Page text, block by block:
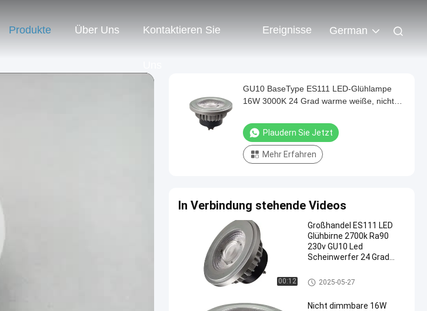
Produkte Über Uns Kontaktieren Sie Ereignisse German
GU10 BaseType ES111 LED-Glühlampe
16W 3000K 24 Grad warme weiße, nicht
Übertemperaturschutz
Plaudern Sie Jetzt
Mehr Erfahren
In Verbindung stehende Videos
00:12
Großhandel ES111 LED
Glühbirne 2700k Ra90
230v GU10 Led
Scheinwerfer 24 Grad
ES111 Glühbirnen
2025-05-27
Nicht dimmbare 16W